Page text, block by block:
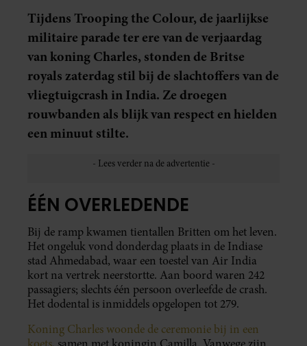
Tijdens Trooping the Colour, de jaarlijkse
militaire parade ter ere van de verjaardag
van koning Charles, stonden de Britse
royals zaterdag stil bij de slachtoffers van de
vliegtuigcrash in India. Ze droegen
rouwbanden als blijk van respect en hielden
een minuut stilte.
ÉÉN OVERLEDENDE
Bij de ramp kwamen tientallen Britten om het leven.
Het ongeluk vond donderdag plaats in de Indiase
stad Ahmedabad, waar een toestel van Air India
kort na vertrek neerstortte. Aan boord waren 242
passagiers; slechts één persoon overleefde de crash.
Het dodental is inmiddels opgelopen tot 279.
Koning Charles woonde de ceremonie bij in een